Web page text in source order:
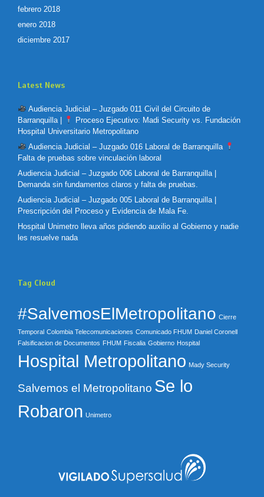
febrero 2018
enero 2018
diciembre 2017
Latest News
Audiencia Judicial – Juzgado 011 Civil del Circuito de
Barranquilla |
Proceso Ejecutivo: Madi Security vs. Fundación
Hospital Universitario Metropolitano
Audiencia Judicial – Juzgado 016 Laboral de Barranquilla
Falta de pruebas sobre vinculación laboral
Audiencia Judicial – Juzgado 006 Laboral de Barranquilla |
Demanda sin fundamentos claros y falta de pruebas.
Audiencia Judicial – Juzgado 005 Laboral de Barranquilla |
Prescripción del Proceso y Evidencia de Mala Fe.
Hospital Unimetro lleva años pidiendo auxilio al Gobierno y nadie
les resuelve nada
Tag Cloud
#SalvemosElMetropolitano Cierre
Temporal Colombia Telecomunicaciones Comunicado FHUM Daniel Coronell
Falsificacion de Documentos FHUM Fiscalia Gobierno Hospital
Hospital Metropolitano Mady Security
Salvemos el Metropolitano Se lo
Robaron Unimetro